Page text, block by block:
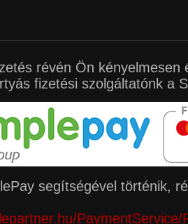
révén Ön kényelmesen
fizetési szolgáltatónk a
segítségével történik,